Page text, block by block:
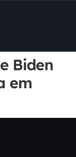
Biden
em